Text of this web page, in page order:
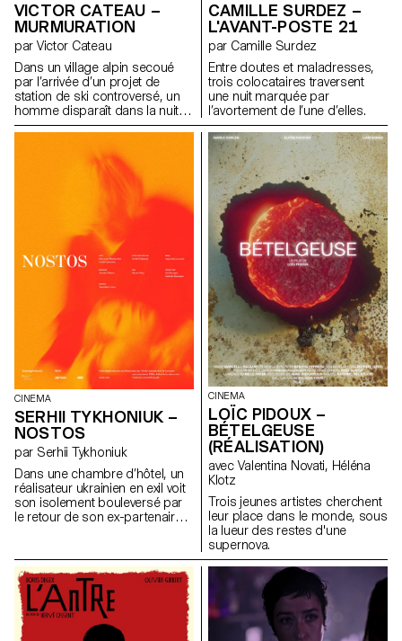
VICTOR CATEAU –
MURMURATION
par Victor Cateau
Dans un village alpin secoué
par l’arrivée d’un projet de
station de ski controversé, un
homme disparaît dans la nuit.
Dépassée par les événements,
essaie de comprendre les
forces à l’œuvre.
CAMILLE SURDEZ –
L'AVANT-POSTE 21
par Camille Surdez
Entre doutes et maladresses,
trois colocataires traversent
une nuit marquée par
l’avortement de l’une d’elles.
CINEMA
SERHII TYKHONIUK –
NOSTOS
par Serhii Tykhoniuk
Dans une chambre d’hôtel, un
réalisateur ukrainien en exil voit
son isolement bouleversé par
le retour de son ex-partenaire
père.
CINEMA
LOÏC PIDOUX –
BÉTELGEUSE
(RÉALISATION)
avec Valentina Novati, Héléna
Klotz
Trois jeunes artistes cherchent
leur place dans le monde, sous
la lueur des restes d'une
supernova.